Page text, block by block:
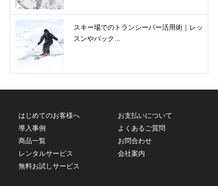
スキー場でのトランシーバー活用術｜レッ
スンやバック...
はじめてのお客様へ
導入事例
商品一覧
レンタルサービス
無料お試しサービス
お支払いについて
よくあるご質問
お問合わせ
会社案内